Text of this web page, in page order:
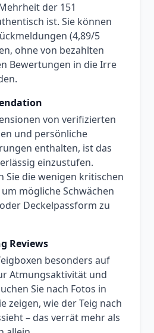
der 151
ist. Sie können
(4,89/5
ohne von bezahlten
Bewertungen in die Irre
von verifizierten
und persönliche
enthalten, ist das
einzustufen.
Sie die wenigen kritischen
mögliche Schwächen
Deckelpassform zu
Reviews
besonders auf
Atmungsaktivität und
Sie nach Fotos in
zeigen, wie der Teig nach
– das verrät mehr als